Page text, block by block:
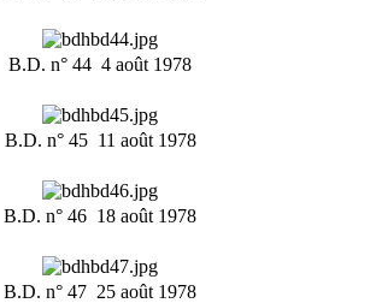
B.D. n° 44  4 août 1978
B.D. n° 45  11 août 1978
B.D. n° 46  18 août 1978
B.D. n° 47  25 août 1978